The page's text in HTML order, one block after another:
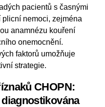
pacientů s časnými
nemoci, zejména
anamnézu kouření
onemocnění.
faktorů umožňuje
strategie.
CHOPN: